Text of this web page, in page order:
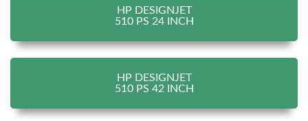
HP DESIGNJET
510 PS 24 INCH
HP DESIGNJET
510 PS 42 INCH